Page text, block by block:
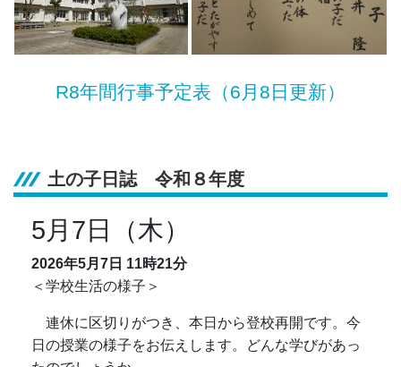
R8年間行事予定表（6月8日更新）
土の子日誌 令和８年度
5月7日（木）
2026年5月7日 11時21分
＜学校生活の様子＞
連休に区切りがつき、本日から登校再開です。今
日の授業の様子をお伝えします。どんな学びがあっ